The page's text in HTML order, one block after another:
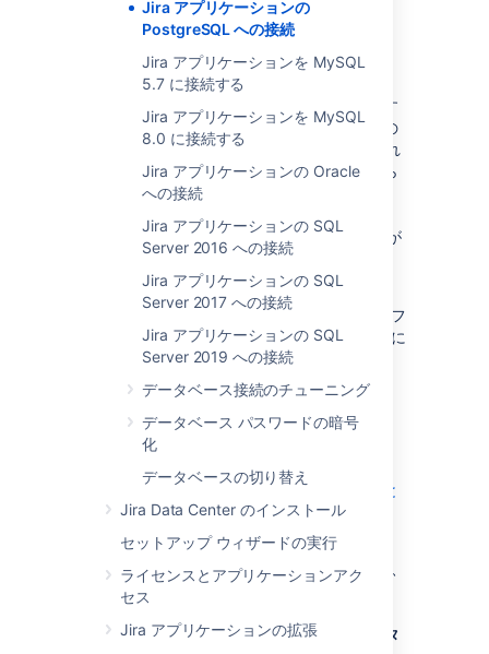
Jira アプリケーションの
PostgreSQL への接続
Jira アプリケーションを MySQL
5.7 に接続する
Jira アプリケーションを MySQL
8.0 に接続する
Jira アプリケーションの Oracle
への接続
Jira アプリケーションの SQL
Server 2016 への接続
Jira アプリケーションの SQL
Server 2017 への接続
Jira アプリケーションの SQL
Server 2019 への接続
データベース接続のチューニング
データベース パスワードの暗号
化
データベースの切り替え
Jira Data Center のインストール
セットアップ ウィザードの実行
ライセンスとアプリケーションアク
セス
Jira アプリケーションの拡張
PostgreSQL サーバーのみ)
をリモート PostgreSQL サーバーに接続す
る場合 (PostgreSQL サーバーがJiraServer の
ホスト システムでローカルにインストールされ
ていない場合)、JiraServer の IP アドレスから
のリモート TCP 接続を承認するよう、
data/postgresql.conf
data/pg_hba.conf ファイルを構成する必要が
あります。
次の PostgreSQL ドキュメントには、
ファイルやpg_hba.conf
フ
ァイルで利用できるlisten_addresses
の値に
ついての情報が含まれています。
PostgreSQL 11 ドキュメント —
Connections and Authentication
PostgreSQL 10 ドキュメント —
PostgreSQL 9.6 ドキュメント — 接続と
認証
data/postgresql.confおよ
data/pg_hba.confファイルを変更した後、
PostgreSQL を再起動して変更を反映します。
お使いのバージョンの PostgreSQL 用にデータ